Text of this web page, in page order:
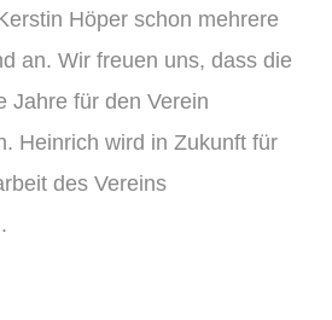
Höper schon mehrere
an. Wir freuen uns, dass die
Jahre für den Verein
Heinrich wird in Zukunft für
des Vereins